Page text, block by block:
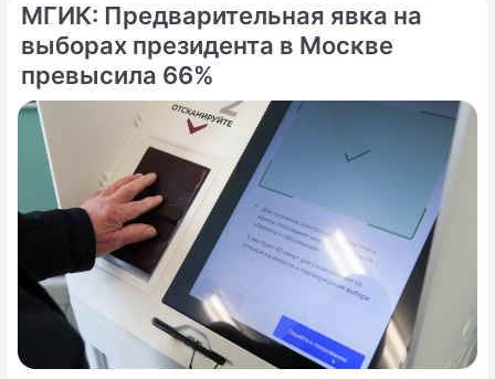
МГИК: Предварительная явка на
выборах президента в Москве
превысила 66%